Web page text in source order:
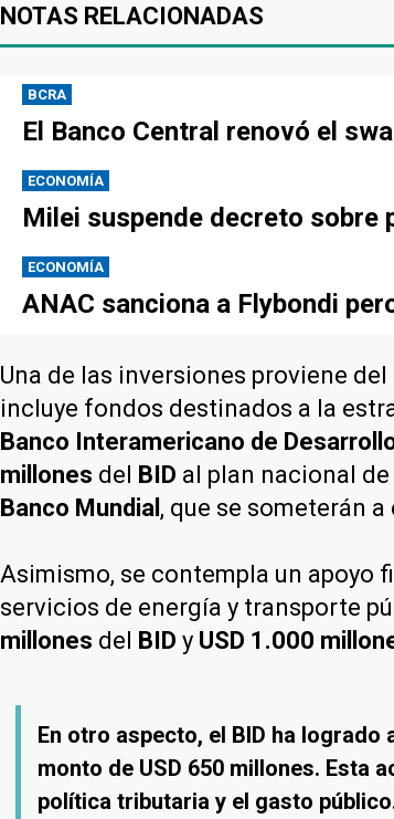
NOTAS RELACIONADAS
BCRA
El Banco Central renovó el
ECONOMÍA
Milei suspende decreto
ECONOMÍA
ANAC sanciona a Flybondi
Una de las inversiones proviene del
incluye fondos destinados a la
Banco Interamericano de
millones del BID al plan nacional de
Banco Mundial , que se someterán
Asimismo, se contempla un apoyo
servicios de energía y transporte
millones del BID y USD 1.000
En otro aspecto, el BID ha
monto de USD 650 millones. Esta
política tributaria y el gasto